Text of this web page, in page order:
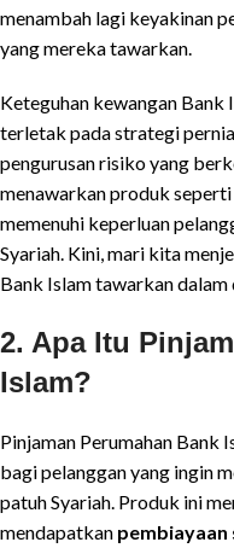
menambah lagi keyakinan
yang mereka tawarkan.
Keteguhan kewangan
terletak pada strategi
pengurusan risiko yang
menawarkan produk seperti
memenuhi keperluan
Syariah. Kini, mari kita
Bank Islam tawarkan dalam
2. Apa Itu
Islam?
Pinjaman Perumahan Bank
bagi pelanggan yang ingin
patuh Syariah. Produk ini
mendapatkan pembiayaan